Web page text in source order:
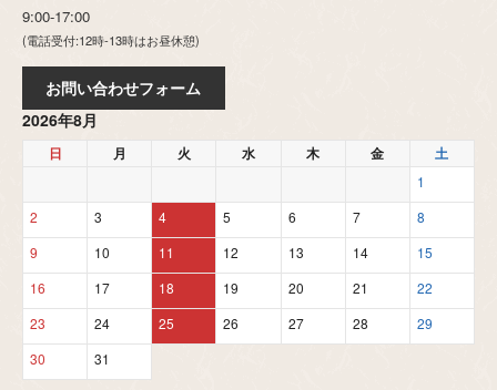
9:00-17:00
(電話受付:12時-13時はお昼休憩)
お問い合わせフォーム
2026年8月
日 月 火 水 木 金 土
1
2
3 4 5 6 7
8
9
10 11 12 13 14
15
16
17 18 19 20 21
22
23
24 25 26 27 28
29
30
31